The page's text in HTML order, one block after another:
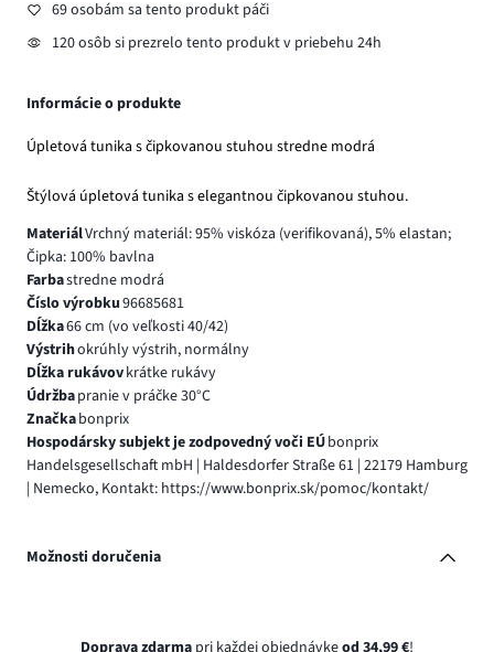
69 osobám sa tento produkt páči
120 osôb si prezrelo tento produkt v priebehu 24h
Informácie o produkte
Úpletová tunika s čipkovanou stuhou stredne modrá
Štýlová úpletová tunika s elegantnou čipkovanou stuhou.
MateriálVrchný materiál: 95% viskóza (verifikovaná), 5% elastan;
Čipka: 100% bavlna
Farbastredne modrá
Číslo výrobku96685681
Dĺžka66 cm (vo veľkosti 40/42)
Výstrihokrúhly výstrih, normálny
Dĺžka rukávovkrátke rukávy
Údržbapranie v práčke 30°C
Značkabonprix
Hospodársky subjekt je zodpovedný voči EÚbonprix
Handelsgesellschaft mbH | Haldesdorfer Straße 61 | 22179 Hamburg
| Nemecko, Kontakt: https://www.bonprix.sk/pomoc/kontakt/
Možnosti doručenia
Doprava zdarma pri každej objednávkeod 34,99 €!